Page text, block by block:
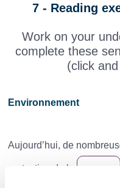
7 - Reading
Work on your
complete these
(click
Environnement
Aujourd’hui, de
protection de la